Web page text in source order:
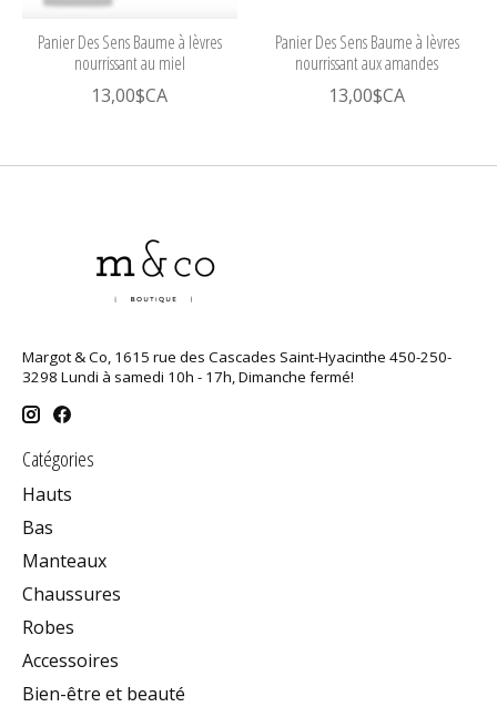
Panier Des Sens Baume à lèvres
nourrissant au miel
13,00$CA
Panier Des Sens Baume à lèvres
nourrissant aux amandes
13,00$CA
Margot & Co, 1615 rue des Cascades Saint-Hyacinthe 450-250-
3298 Lundi à samedi 10h - 17h, Dimanche fermé!
Catégories
Hauts
Bas
Manteaux
Chaussures
Robes
Accessoires
Bien-être et beauté